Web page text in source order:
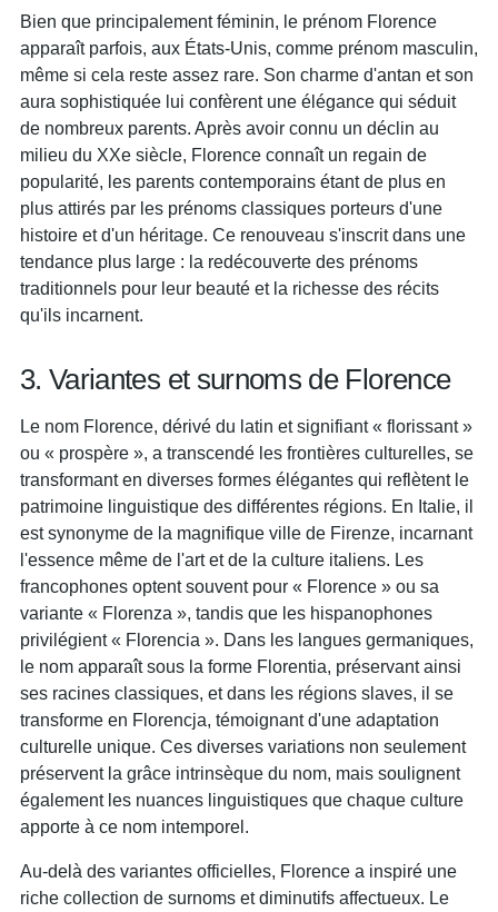
Bien que principalement féminin, le prénom Florence
apparaît parfois, aux États-Unis, comme prénom masculin,
même si cela reste assez rare. Son charme d'antan et son
aura sophistiquée lui confèrent une élégance qui séduit
de nombreux parents. Après avoir connu un déclin au
milieu du XXe siècle, Florence connaît un regain de
popularité, les parents contemporains étant de plus en
plus attirés par les prénoms classiques porteurs d'une
histoire et d'un héritage. Ce renouveau s'inscrit dans une
tendance plus large : la redécouverte des prénoms
traditionnels pour leur beauté et la richesse des récits
qu'ils incarnent.
3. Variantes et surnoms de Florence
Le nom Florence, dérivé du latin et signifiant « florissant »
ou « prospère », a transcendé les frontières culturelles, se
transformant en diverses formes élégantes qui reflètent le
patrimoine linguistique des différentes régions. En Italie, il
est synonyme de la magnifique ville de Firenze, incarnant
l'essence même de l'art et de la culture italiens. Les
francophones optent souvent pour « Florence » ou sa
variante « Florenza », tandis que les hispanophones
privilégient « Florencia ». Dans les langues germaniques,
le nom apparaît sous la forme Florentia, préservant ainsi
ses racines classiques, et dans les régions slaves, il se
transforme en Florencja, témoignant d'une adaptation
culturelle unique. Ces diverses variations non seulement
préservent la grâce intrinsèque du nom, mais soulignent
également les nuances linguistiques que chaque culture
apporte à ce nom intemporel.
Au-delà des variantes officielles, Florence a inspiré une
riche collection de surnoms et diminutifs affectueux. Le